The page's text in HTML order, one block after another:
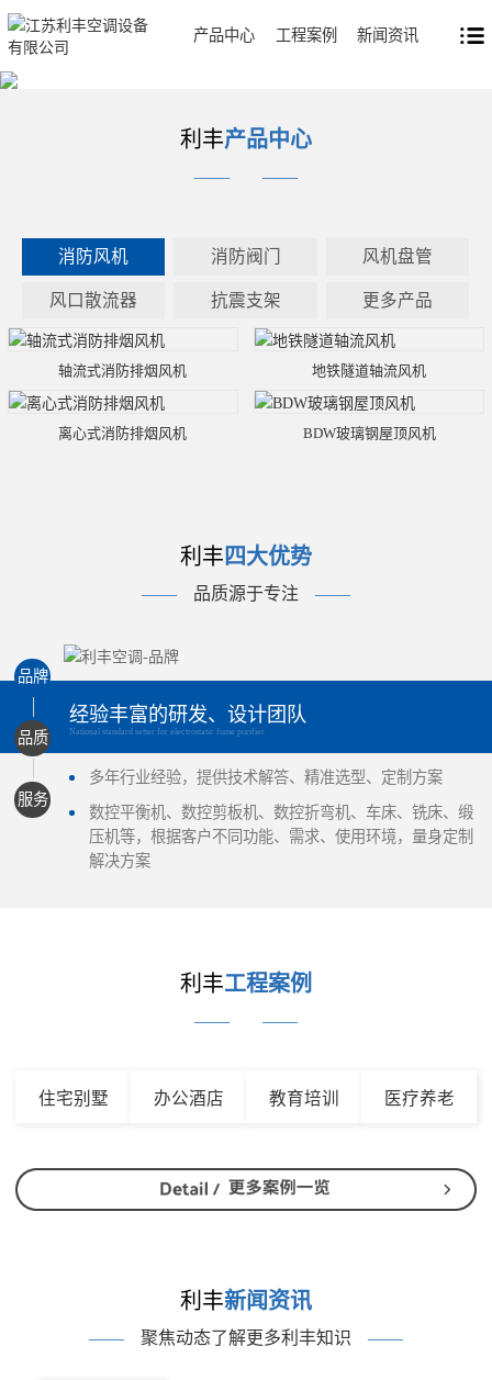
产品中心 工程案例 新闻资讯
利丰产品中心
—— ——
消防风机 消防阀门 风机盘管
风口散流器 抗震支架 更多产品
轴流式消防排烟风机 地铁隧道轴流风机
离心式消防排烟风机 BDW玻璃钢屋顶风机
利丰 四大优势
—— 品质源于专注 ——
品牌
品质
服务
经验丰富的研发、设计团队
National standard setter for electrostatic fume purifier
多年行业经验，提供技术解答、精准选型、定制方案
数控平衡机、数控剪板机、数控折弯机、车床、铣床、缎
压机等，根据客户不同功能、需求、使用环境，量身定制
解决方案
利丰工程案例
—— ——
住宅别墅 办公酒店 教育培训 医疗养老
利丰新闻资讯
—— 聚焦动态了解更多利丰知识 ——